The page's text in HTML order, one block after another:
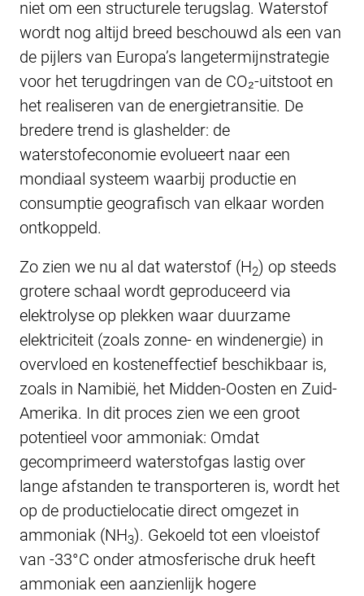
niet om een structurele terugslag. Waterstof
wordt nog altijd breed beschouwd als een van
de pijlers van Europa’s langetermijnstrategie
voor het terugdringen van de CO₂-uitstoot en
het realiseren van de energietransitie. De
bredere trend is glashelder: de
waterstofeconomie evolueert naar een
mondiaal systeem waarbij productie en
consumptie geografisch van elkaar worden
ontkoppeld.
Zo zien we nu al dat waterstof (H2) op steeds
grotere schaal wordt geproduceerd via
elektrolyse op plekken waar duurzame
elektriciteit (zoals zonne- en windenergie) in
overvloed en kosteneffectief beschikbaar is,
zoals in Namibië, het Midden-Oosten en Zuid-
Amerika. In dit proces zien we een groot
potentieel voor ammoniak: Omdat
gecomprimeerd waterstofgas lastig over
lange afstanden te transporteren is, wordt het
op de productielocatie direct omgezet in
ammoniak (NH3). Gekoeld tot een vloeistof
van -33°C onder atmosferische druk heeft
ammoniak een aanzienlijk hogere